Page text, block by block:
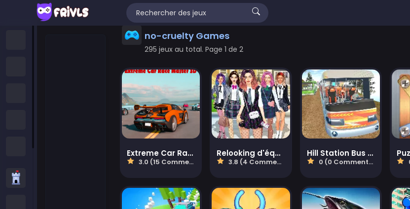
no-cruelty Games
295 jeux au total. Page 1 de 2
Extreme Car Race Master 3D
3.0 (15 Commentaires)
Relooking d'équipe de lycéennes
3.8 (4 Commentaires)
Hill Station Bus Simulator
0 (0 Commentaires)